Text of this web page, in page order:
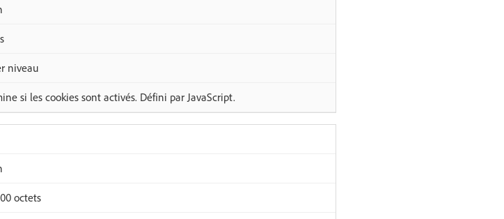
niveau
si les cookies sont activés. Défini par JavaScript.
octets